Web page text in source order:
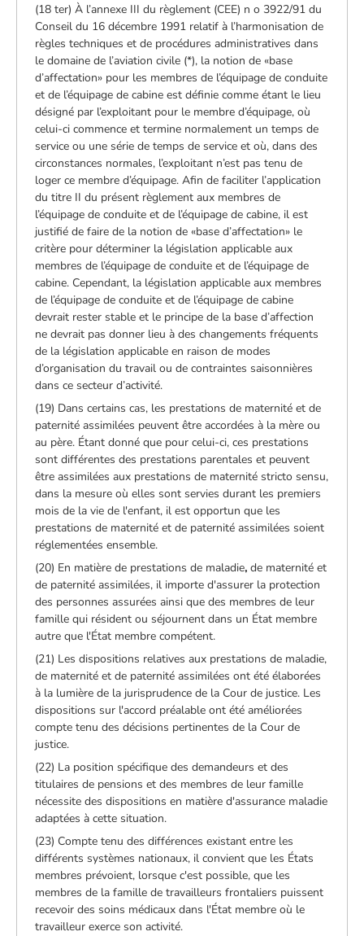
(18 ter) À l’annexe III du règlement (CEE) n o 3922/91 du
Conseil du 16 décembre 1991 relatif à l’harmonisation de
règles techniques et de procédures administratives dans
le domaine de l’aviation civile (*), la notion de «base
d’affectation» pour les membres de l’équipage de conduite
et de l’équipage de cabine est définie comme étant le lieu
désigné par l’exploitant pour le membre d’équipage, où
celui-ci commence et termine normalement un temps de
service ou une série de temps de service et où, dans des
circonstances normales, l’exploitant n’est pas tenu de
loger ce membre d’équipage. Afin de faciliter l’application
du titre II du présent règlement aux membres de
l’équipage de conduite et de l’équipage de cabine, il est
justifié de faire de la notion de «base d’affectation» le
critère pour déterminer la législation applicable aux
membres de l’équipage de conduite et de l’équipage de
cabine. Cependant, la législation applicable aux membres
de l’équipage de conduite et de l’équipage de cabine
devrait rester stable et le principe de la base d’affection
ne devrait pas donner lieu à des changements fréquents
de la législation applicable en raison de modes
d’organisation du travail ou de contraintes saisonnières
dans ce secteur d’activité.
(19) Dans certains cas, les prestations de maternité et de
paternité assimilées peuvent être accordées à la mère ou
au père. Étant donné que pour celui-ci, ces prestations
sont différentes des prestations parentales et peuvent
être assimilées aux prestations de maternité stricto sensu,
dans la mesure où elles sont servies durant les premiers
mois de la vie de l'enfant, il est opportun que les
prestations de maternité et de paternité assimilées soient
réglementées ensemble.
(20) En matière de prestations de maladie,de maternité et
de paternité assimilées, il importe d'assurer la protection
des personnes assurées ainsi que des membres de leur
famille qui résident ou séjournent dans un État membre
autre que l'État membre compétent.
(21) Les dispositions relatives aux prestations de maladie,
de maternité et de paternité assimilées ont été élaborées
à la lumière de la jurisprudence de la Cour de justice. Les
dispositions sur l'accord préalable ont été améliorées
compte tenu des décisions pertinentes de la Cour de
justice.
(22) La position spécifique des demandeurs et des
titulaires de pensions et des membres de leur famille
nécessite des dispositions en matière d'assurance maladie
adaptées à cette situation.
(23) Compte tenu des différences existant entre les
différents systèmes nationaux, il convient que les États
membres prévoient, lorsque c'est possible, que les
membres de la famille de travailleurs frontaliers puissent
recevoir des soins médicaux dans l'État membre où le
travailleur exerce son activité.